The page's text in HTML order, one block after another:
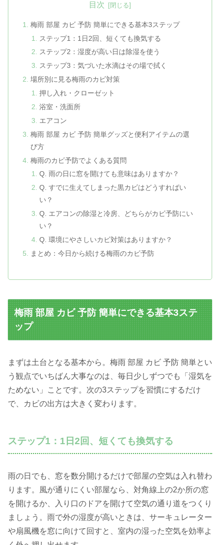
目次
梅雨 部屋 カビ 予防 簡単にできる基本3ステップ
ステップ1：1日2回、短くても換気する
ステップ2：湿度が高い日は除湿を使う
ステップ3：気づいた水滴はその場で拭く
場所別に見る梅雨のカビ対策
押し入れ・クローゼット
浴室・洗面所
エアコン
梅雨 部屋 カビ 予防 簡単グッズと便利アイテムの選
び方
梅雨のカビ予防でよくある質問
Q. 雨の日に窓を開けても意味はありますか？
Q. すでに生えてしまった黒カビはどうすればい
い？
Q. エアコンの除湿と冷房、どちらがカビ予防にい
い？
Q. 環境にやさしいカビ対策はありますか？
まとめ：今日から続ける梅雨のカビ予防
梅雨 部屋 カビ 予防 簡単にできる基本3ステ
ップ
まずは土台となる基本から。梅雨 部屋 カビ 予防 簡単とい
う観点でいちばん大事なのは、毎日少しずつでも「湿気を
ためない」ことです。次の3ステップを習慣にするだけ
で、カビの出方は大きく変わります。
ステップ1：1日2回、短くても換気する
雨の日でも、窓を数分開けるだけで部屋の空気は入れ替わ
ります。風が通りにくい部屋なら、対角線上の2か所の窓
を開けるか、入り口のドアを開けて空気の通り道をつくり
ましょう。雨で外の湿度が高いときは、サーキュレーター
や扇風機を窓に向けて回すと、室内の湿った空気を効率よ